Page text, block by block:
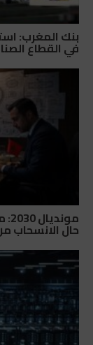
بنك المغرب:
في القطاع
حال الانسحاب